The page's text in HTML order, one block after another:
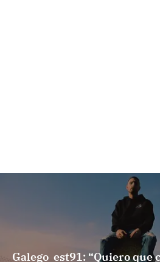
Galego_est91: “Quiero que